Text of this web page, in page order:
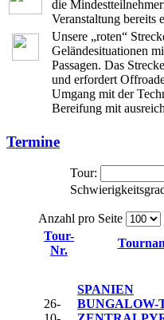
die
Veranstaltung bereits
Unsere „roten“
Geländesituationen
Passagen. Das
und erfordert
Umgang mit der
Bereifung mit
Termine
Tour:
Anzahl pro Seite
Tour-
Nr.
26-
SPANIEN
BUNGALOW-